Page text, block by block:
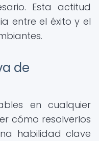
Esta actitud
entre el éxito y el
de
en cualquier
cómo resolverlos
habilidad clave